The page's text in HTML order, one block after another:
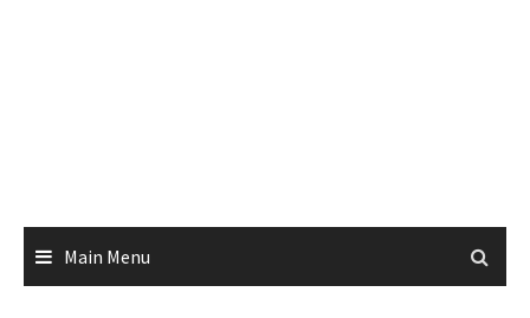
Main Menu